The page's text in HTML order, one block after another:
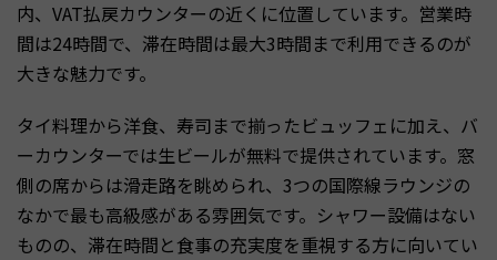
内、VAT払戻カウンターの近くに位置しています。営業時
間は24時間で、滞在時間は最大3時間まで利用できるのが
大きな魅力です。
タイ料理から洋食、寿司まで揃ったビュッフェに加え、バ
ーカウンターでは生ビールが無料で提供されています。窓
側の席からは滑走路を眺められ、3つの国際線ラウンジの
なかで最も高級感がある雰囲気です。シャワー設備はない
ものの、滞在時間と食事の充実度を重視する方に向いてい